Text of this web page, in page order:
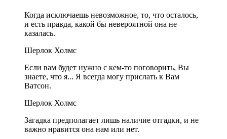
Когда исключаешь невозможное, то, что осталось,
и есть правда, какой бы невероятной она не
казалась.
Шерлок Холмс
Если вам будет нужно с кем-то поговорить, Вы
знаете, что я... Я всегда могу прислать к Вам
Ватсон.
Шерлок Холмс
Загадка предполагает лишь наличие отгадки, и не
важно нравится она нам или нет.